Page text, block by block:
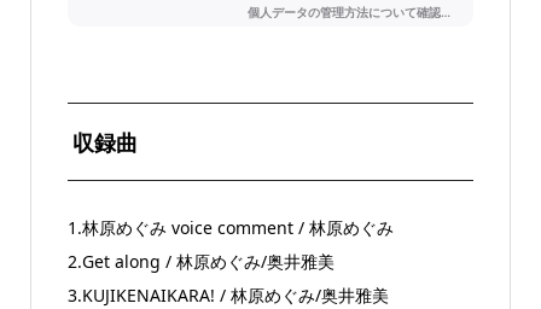
収録曲
1.林原めぐみ voice comment / 林原めぐみ
2.Get along / 林原めぐみ/奥井雅美
3.KUJIKENAIKARA! / 林原めぐみ/奥井雅美